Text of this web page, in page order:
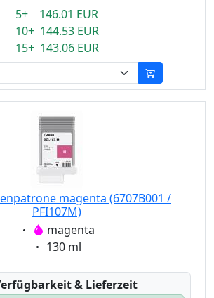
5+ 146.01 EUR
10+ 144.53 EUR
15+ 143.06 EUR
magenta (6707B001 /
PFI107M)
Eigenschaft:
magenta
Eigenschaft:
130 ml
& Lieferzeit